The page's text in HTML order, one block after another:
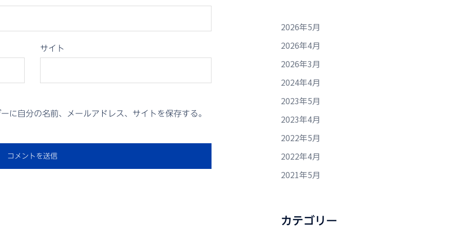
サイト
に自分の名前、メールアドレス、サイトを保存する。
2026年5月
2026年4月
2026年3月
2024年4月
2023年5月
2023年4月
2022年5月
2022年4月
2021年5月
カテゴリー